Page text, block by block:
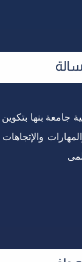
جامعة بنها
والإتجاهات